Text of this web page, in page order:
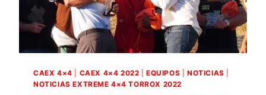
5
U
M
A
R
E
A
E
Q
U
I
P
J
U
CAEX 4×4 CAEX 4×4 2022 |EQUIPOS |NOTICIAS
NOTICIAS EXTREME 4×4 TORROX 2022